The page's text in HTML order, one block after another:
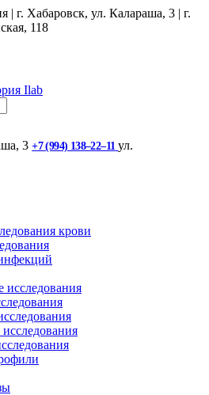
| г. Хабаровск, ул. Калараша, 3 | г.
118
3 +7 (994) 138‒22‒11 ул. ​
крови
исследования